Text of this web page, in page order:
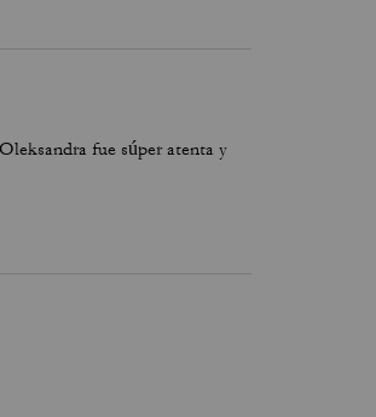
fue súper atenta y